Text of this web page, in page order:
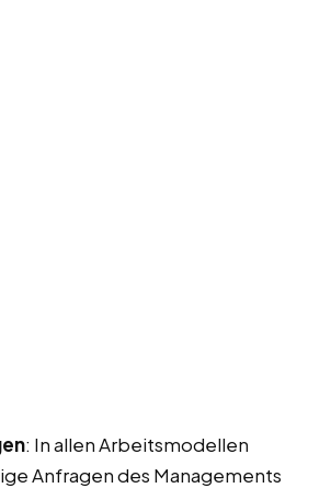
: In allen Arbeitsmodellen
Anfragen des Managements